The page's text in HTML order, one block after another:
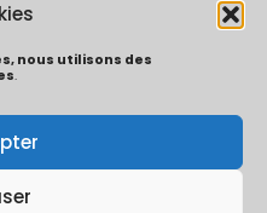
nous utilisons des
.
(UE)